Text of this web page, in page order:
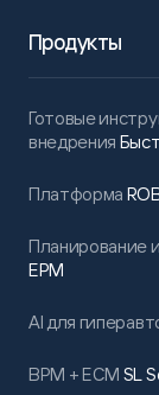
Продукты
Готовые
внедрения
Платформа
Планирование
EPM
AI для
BPM + ECM SL